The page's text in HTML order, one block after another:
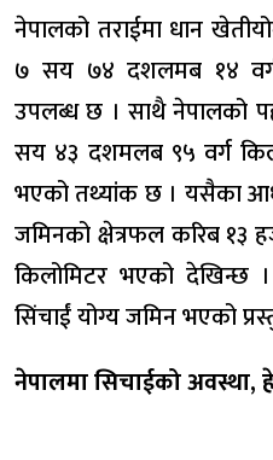
नेपालको तराईमा धान
७ सय ७४ दशलमब १४
उपलब्ध छ । साथै नेपालको
सय ४३ दशमलब ९५ वर्ग
भएको तथ्यांक छ । यसैका
जमिनको क्षेत्रफल करिब १३
किलोमिटर भएको देखिन्छ ।
सिंचाईं योग्य जमिन भएको
नेपालमा सिचाईको अवस्था,